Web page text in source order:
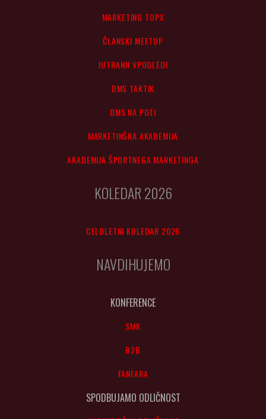
MARKETING TOPX
ČLANSKI MEETUP
JUTRANJI VPOGLEDI
DMS TAKTIK
DMS NA POTI
MARKETINŠKA AKADEMIJA
AKADEMIJA ŠPORTNEGA MARKETINGA
KOLEDAR 2026
CELOLETNI KOLEDAR 2026
NAVDIHUJEMO
KONFERENCE
SMK
B2B
FANFARA
SPODBUJAMO ODLIČNOST